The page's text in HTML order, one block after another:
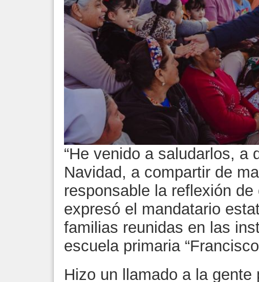
“He venido a saludarlos, a
Navidad, a compartir de
responsable la reflexión de
expresó el mandatario
familias reunidas en las
escuela primaria
Hizo un llamado a la gente